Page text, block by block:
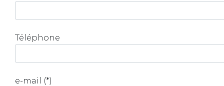
Téléphone
e-mail (*)